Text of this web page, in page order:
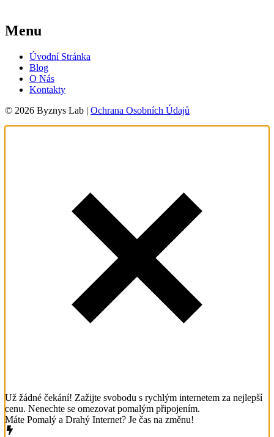
Menu
Úvodní Stránka
Blog
O Nás
Kontakty
© 2026 Byznys Lab | Ochrana Osobních Údajů
Už žádné čekání! Zažijte svobodu s rychlým internetem za nejlepší
cenu. Nenechte se omezovat pomalým připojením.
Máte Pomalý a Drahý Internet? Je čas na změnu!